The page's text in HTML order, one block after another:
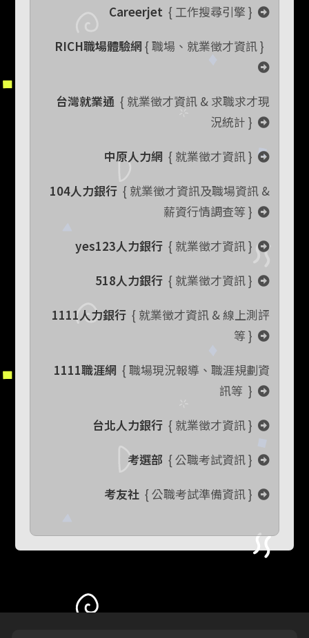
Careerjet { 工作搜尋引擎 }
RICH職場體驗網 { 職場、就業徵才資訊 }
台灣就業通 { 就業徵才資訊 & 求職求才現
況統計 }
中原人力網 { 就業徵才資訊 }
104人力銀行 { 就業徵才資訊及職場資訊 &
薪資行情調查等 }
yes123人力銀行 { 就業徵才資訊 }
518人力銀行 { 就業徵才資訊 }
1111人力銀行 { 就業徵才資訊 & 線上測評
等 }
1111職涯網 { 職場現況報導、職涯規劃資
訊等 }
台北人力銀行 { 就業徵才資訊 }
考選部 { 公職考試資訊 }
考友社 { 公職考試準備資訊 }